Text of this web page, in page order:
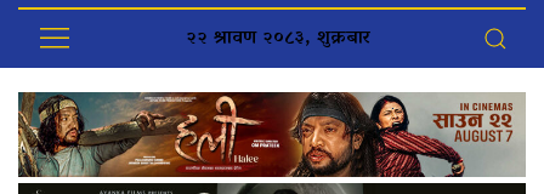
२२ श्रावण २०८३, शुक्रबार